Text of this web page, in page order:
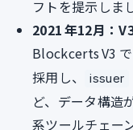
フトを提示しま
2021 年12月：
Blockcerts V3
採用し、
issuer
ど、データ構造
系ツールチェー